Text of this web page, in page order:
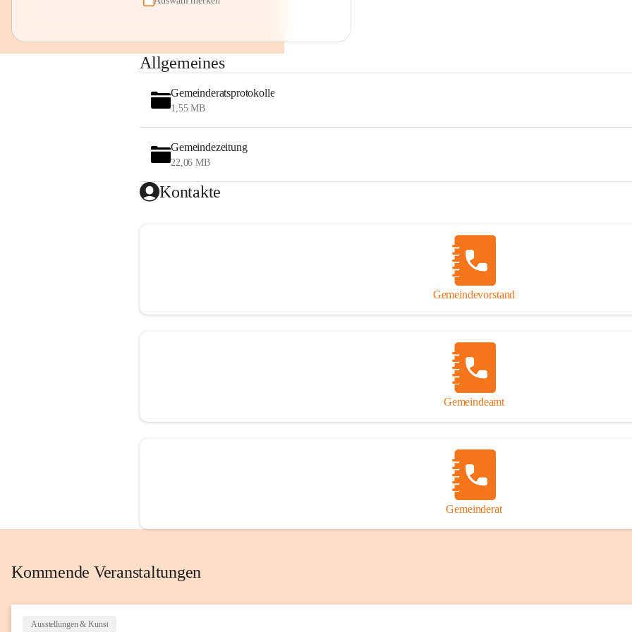
Allgemeines
Gemeinderatsprotokolle
1,55 MB
Gemeindezeitung
22,06 MB
Kontakte
Gemeindevorstand
Gemeindeamt
Gemeinderat
Kommende Veranstaltungen
Ausstellungen & Kunst